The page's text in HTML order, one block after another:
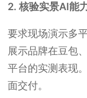
2. 核验实景AI能
要求现场演示多
展示品牌在豆包
平台的实测表现
面交付。